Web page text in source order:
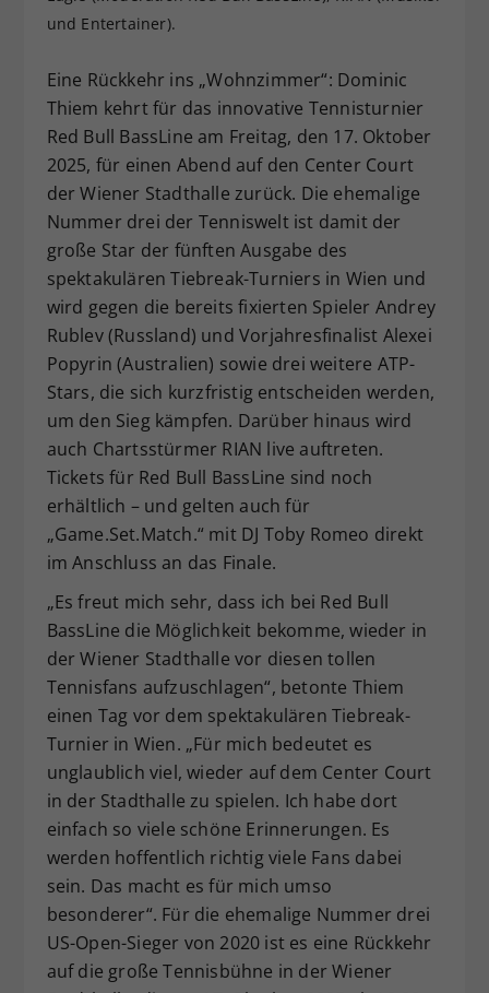
und Entertainer).
Eine Rückkehr ins „Wohnzimmer“: Dominic
Thiem kehrt für das innovative Tennisturnier
Red Bull BassLine am Freitag, den 17. Oktober
2025, für einen Abend auf den Center Court
der Wiener Stadthalle zurück. Die ehemalige
Nummer drei der Tenniswelt ist damit der
große Star der fünften Ausgabe des
spektakulären Tiebreak-Turniers in Wien und
wird gegen die bereits fixierten Spieler Andrey
Rublev (Russland) und Vorjahresfinalist Alexei
Popyrin (Australien) sowie drei weitere ATP-
Stars, die sich kurzfristig entscheiden werden,
um den Sieg kämpfen. Darüber hinaus wird
auch Chartsstürmer RIAN live auftreten.
Tickets für Red Bull BassLine sind noch
erhältlich – und gelten auch für
„Game.Set.Match.“ mit DJ Toby Romeo direkt
im Anschluss an das Finale.
„Es freut mich sehr, dass ich bei Red Bull
BassLine die Möglichkeit bekomme, wieder in
der Wiener Stadthalle vor diesen tollen
Tennisfans aufzuschlagen“, betonte Thiem
einen Tag vor dem spektakulären Tiebreak-
Turnier in Wien. „Für mich bedeutet es
unglaublich viel, wieder auf dem Center Court
in der Stadthalle zu spielen. Ich habe dort
einfach so viele schöne Erinnerungen. Es
werden hoffentlich richtig viele Fans dabei
sein. Das macht es für mich umso
besonderer“. Für die ehemalige Nummer drei
US-Open-Sieger von 2020 ist es eine Rückkehr
auf die große Tennisbühne in der Wiener
Zweck
Dieser Wert speichert Ihre Consent-
zufällig generierte ID, für die
historische Speicherung Ihrer
Webseiten-Betreiber dies eingestellt
hat.